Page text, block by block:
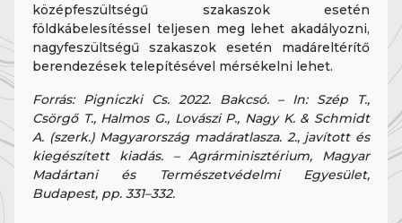
középfeszültségű szakaszok esetén
földkábelesítéssel teljesen meg lehet akadályozni,
nagyfeszültségű szakaszok esetén madáreltérítő
berendezések telepítésével mérsékelni lehet.
Forrás: Pigniczki Cs. 2022. Bakcsó. – In: Szép T.,
Csörgő T., Halmos G., Lovászi P., Nagy K. & Schmidt
A. (szerk.) Magyarország madáratlasza. 2., javított és
kiegészített kiadás. – Agrárminisztérium, Magyar
Madártani és Természetvédelmi Egyesület,
Budapest, pp. 331–332.